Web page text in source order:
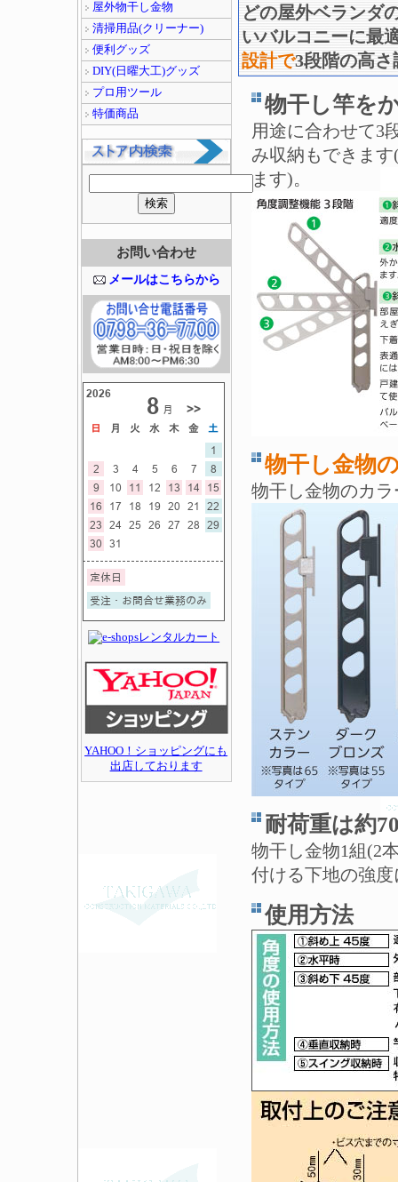
どの屋外ベランダ
いバルコニーに最
設計で3段階の高
物干し竿を
用途に合わせて3
み収納もできま
ます)。
物干し金物
物干し金物のカ
耐荷重は約
物干し金物1組(2
付ける下地の強
使用方法
屋外物干し金物
清掃用品(クリーナー)
便利グッズ
DIY(日曜大工)グッズ
プロ用ツール
特価商品
お問い合わせ
メールはこちらから
YAHOO！ショッピングにも
出店しております